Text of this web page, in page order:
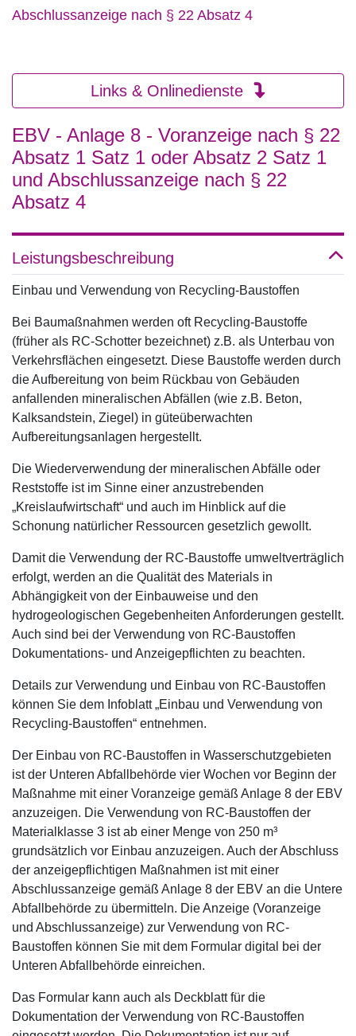
Abschlussanzeige nach § 22 Absatz 4
Links & Onlinedienste
EBV - Anlage 8 - Voranzeige nach § 22
Absatz 1 Satz 1 oder Absatz 2 Satz 1
und Abschlussanzeige nach § 22
Absatz 4
Leistungsbeschreibung
Einbau und Verwendung von Recycling-Baustoffen
Bei Baumaßnahmen werden oft Recycling-Baustoffe
(früher als RC-Schotter bezeichnet) z.B. als Unterbau von
Verkehrsflächen eingesetzt. Diese Baustoffe werden durch
die Aufbereitung von beim Rückbau von Gebäuden
anfallenden mineralischen Abfällen (wie z.B. Beton,
Kalksandstein, Ziegel) in güteüberwachten
Aufbereitungsanlagen hergestellt.
Die Wiederverwendung der mineralischen Abfälle oder
Reststoffe ist im Sinne einer anzustrebenden
„Kreislaufwirtschaft“ und auch im Hinblick auf die
Schonung natürlicher Ressourcen gesetzlich gewollt.
Damit die Verwendung der RC-Baustoffe umweltverträglich
erfolgt, werden an die Qualität des Materials in
Abhängigkeit von der Einbauweise und den
hydrogeologischen Gegebenheiten Anforderungen gestellt.
Auch sind bei der Verwendung von RC-Baustoffen
Dokumentations- und Anzeigepflichten zu beachten.
Details zur Verwendung und Einbau von RC-Baustoffen
können Sie dem Infoblatt „Einbau und Verwendung von
Recycling-Baustoffen“ entnehmen.
Der Einbau von RC-Baustoffen in Wasserschutzgebieten
ist der Unteren Abfallbehörde vier Wochen vor Beginn der
Maßnahme mit einer Voranzeige gemäß Anlage 8 der EBV
anzuzeigen. Die Verwendung von RC-Baustoffen der
Materialklasse 3 ist ab einer Menge von 250 m³
grundsätzlich vor Einbau anzuzeigen. Auch der Abschluss
der anzeigepflichtigen Maßnahmen ist mit einer
Abschlussanzeige gemäß Anlage 8 der EBV an die Untere
Abfallbehörde zu übermitteln. Die Anzeige (Voranzeige
und Abschlussanzeige) zur Verwendung von RC-
Baustoffen können Sie mit dem Formular digital bei der
Unteren Abfallbehörde einreichen.
Das Formular kann auch als Deckblatt für die
Dokumentation der Verwendung von RC-Baustoffen